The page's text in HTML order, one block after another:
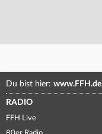
Du bist hier: www.FFH.de
RADIO
FFH Live